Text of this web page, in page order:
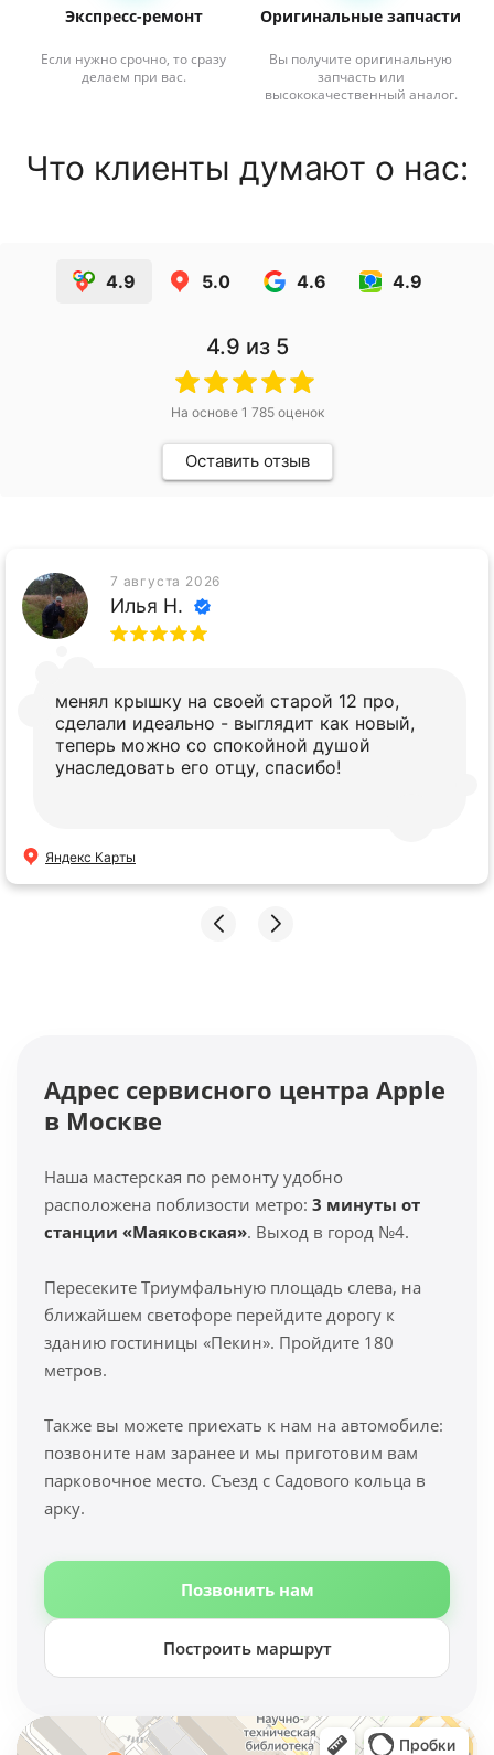
Экспресс-ремонт
Если нужно срочно, то сразу
делаем при вас.
Оригинальные запчасти
Вы получите оригинальную
запчасть или
высококачественный аналог.
Что клиенты думают о нас:
4.9 5.0 4.6 4.9
4.9 из 5
На основе 1 785оценок
Оставить отзыв
7 августа 2026
Илья Н.
менял крышку на своей старой 12 про,
сделали идеально - выглядит как новый,
теперь можно со спокойной душой
унаследовать его отцу, спасибо!
Яндекс Карты
Адрес сервисного центра Apple
в Москве
Наша мастерская по ремонту удобно
расположена поблизости метро: 3 минуты от
станции «Маяковская». Выход в город №4.
Пересеките Триумфальную площадь слева, на
ближайшем светофоре перейдите дорогу к
зданию гостиницы «Пекин». Пройдите 180
метров.
Также вы можете приехать к нам на автомобиле:
позвоните нам заранее и мы приготовим вам
парковочное место. Съезд с Садового кольца в
арку.
Позвонить нам
Построить маршрут